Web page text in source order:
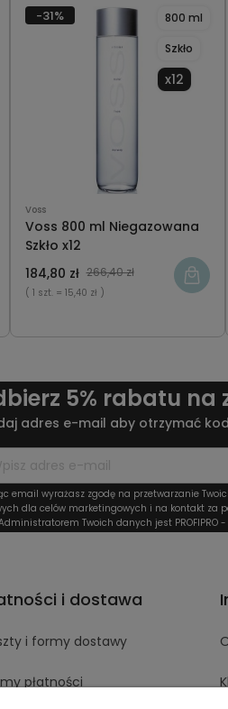
Voss
Voss 800 ml Niegazowana
Szkło x12
800 ml
Szkło
x12
184,80 zł 266,40 zł
( 1 szt. = 15,40 zł )
-31%
5% rabatu na
adres e-mail aby otrzymać
email wyrażasz zgodę na przetwarzanie
dla celów marketingowych i na kontakt za
Twoich danych jest PROFIPRO -
i dostawa
i formy dostawy
płatności